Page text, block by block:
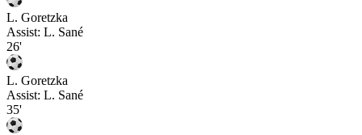
L. Goretzka
Assist: L. Sané
26'
L. Goretzka
Assist: L. Sané
35'